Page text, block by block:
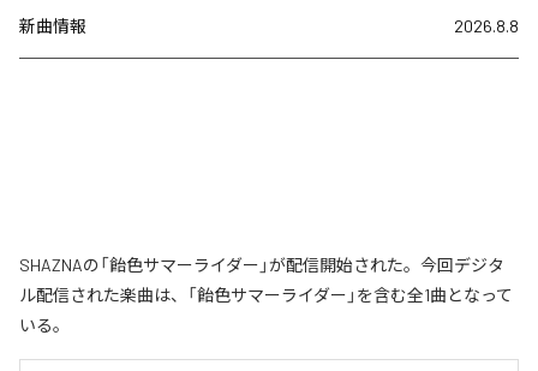
新曲情報 2026.8.8
SHAZNAの「飴色サマーライダー」が配信開始された。今回デジタ
ル配信された楽曲は、「飴色サマーライダー」を含む全1曲となって
いる。